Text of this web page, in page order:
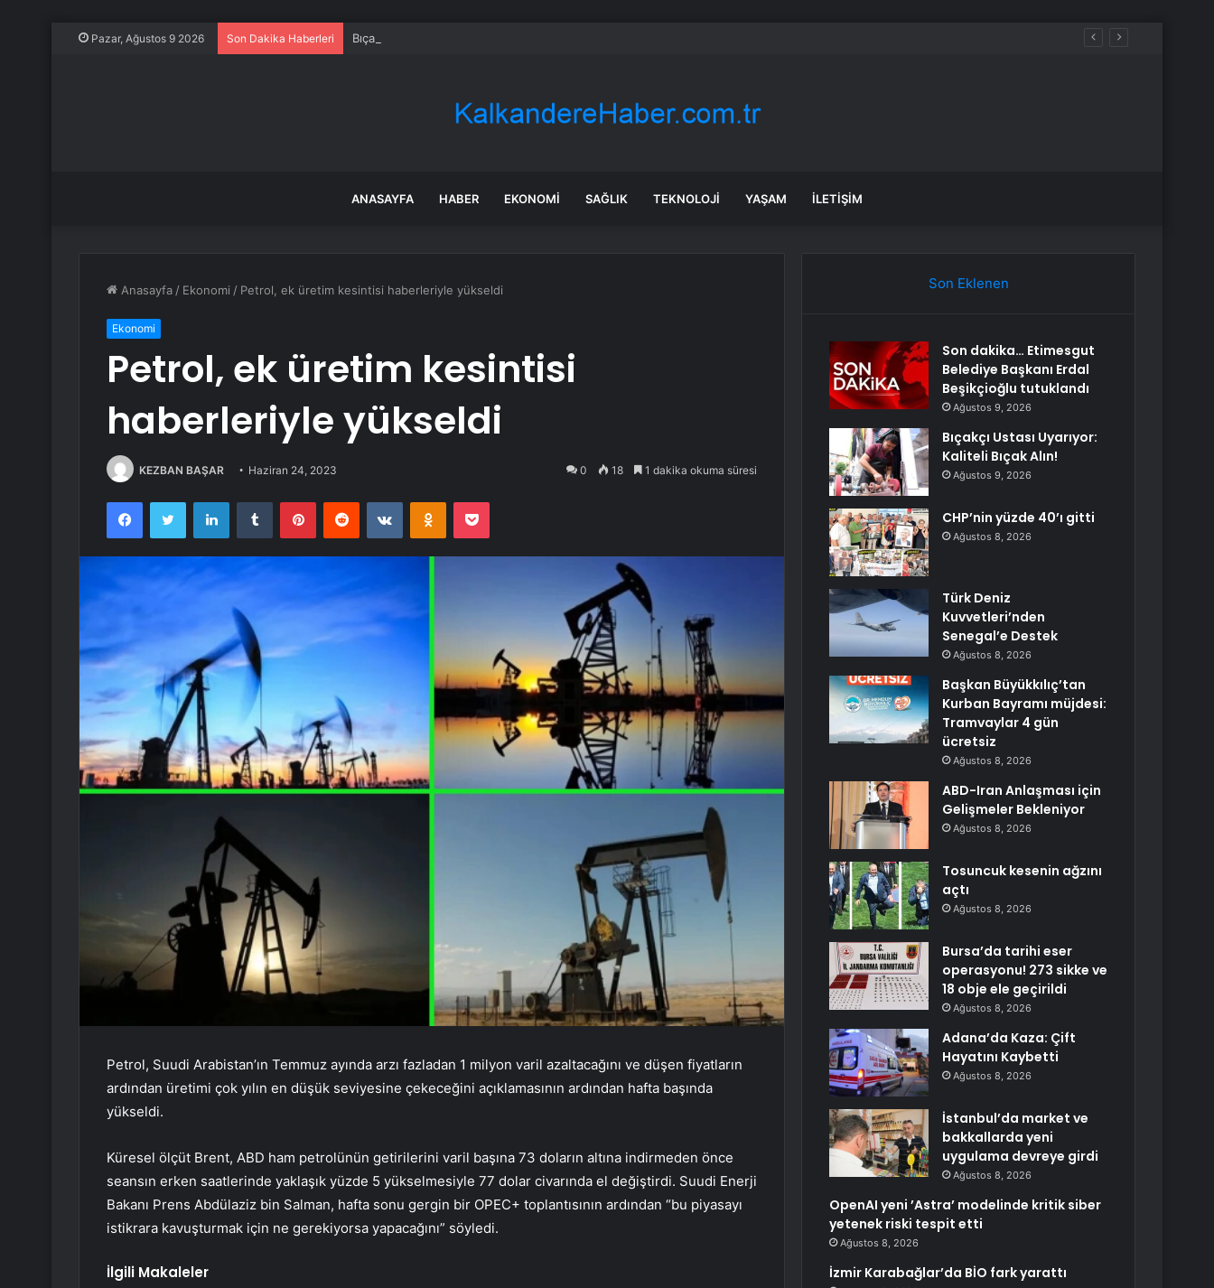
Pazar, Ağustos 9 2026 Son Dakika Haberleri Bıçakçı Ustası Uyarıyor: Kaliteli Bıçak Alın!
ANASAYFA HABER EKONOMI SAĞLIK TEKNOLOJI YAŞAM İLETIŞIM
Anasayfa / Ekonomi / Petrol, ek üretim kesintisi haberleriyle yükseldi
Ekonomi
Petrol, ek üretim kesintisi
haberleriyle yükseldi
KEZBAN BAŞAR Haziran 24, 2023 0 18 1 dakika okuma süresi
FacebookTwitter LinkedInTumblr PinterestReddit VKontakteOdnoklassniki
Pocket
Petrol, Suudi Arabistan’ın Temmuz ayında arzı fazladan 1 milyon varil azaltacağını ve düşen fiyatların
ardından üretimi çok yılın en düşük seviyesine çekeceğini açıklamasının ardından hafta başında
yükseldi.
Küresel ölçüt Brent, ABD ham petrolünün getirilerini varil başına 73 doların altına indirmeden önce
seansın erken saatlerinde yaklaşık yüzde 5 yükselmesiyle 77 dolar civarında el değiştirdi. Suudi Enerji
Bakanı Prens Abdülaziz bin Salman, hafta sonu gergin bir OPEC+ toplantısının ardından “bu piyasayı
istikrara kavuşturmak için ne gerekiyorsa yapacağını” söyledi.
İlgili Makaleler
Son Eklenen
Son dakika… Etimesgut
Belediye Başkanı Erdal
Beşikçioğlu tutuklandı
Ağustos 9, 2026
Bıçakçı Ustası Uyarıyor:
Kaliteli Bıçak Alın!
Ağustos 9, 2026
CHP’nin yüzde 40’ı gitti
Ağustos 8, 2026
Türk Deniz
Kuvvetleri’nden
Senegal’e Destek
Ağustos 8, 2026
Başkan Büyükkılıç’tan
Kurban Bayramı müjdesi:
Tramvaylar 4 gün
ücretsiz
Ağustos 8, 2026
ABD-Iran Anlaşması için
Gelişmeler Bekleniyor
Ağustos 8, 2026
Tosuncuk kesenin ağzını
açtı
Ağustos 8, 2026
Bursa’da tarihi eser
operasyonu! 273 sikke ve
18 obje ele geçirildi
Ağustos 8, 2026
Adana’da Kaza: Çift
Hayatını Kaybetti
Ağustos 8, 2026
İstanbul’da market ve
bakkallarda yeni
uygulama devreye girdi
Ağustos 8, 2026
OpenAI yeni ’Astra’ modelinde kritik siber
yetenek riski tespit etti
Ağustos 8, 2026
İzmir Karabağlar’da BİO fark yarattı